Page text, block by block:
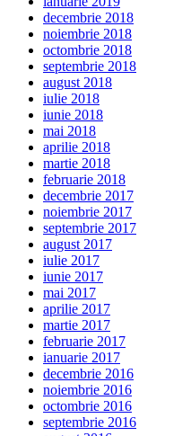
decembrie 2018
noiembrie 2018
octombrie 2018
septembrie 2018
august 2018
iulie 2018
iunie 2018
mai 2018
aprilie 2018
martie 2018
februarie 2018
decembrie 2017
noiembrie 2017
septembrie 2017
august 2017
iulie 2017
iunie 2017
mai 2017
aprilie 2017
martie 2017
februarie 2017
ianuarie 2017
decembrie 2016
noiembrie 2016
octombrie 2016
septembrie 2016